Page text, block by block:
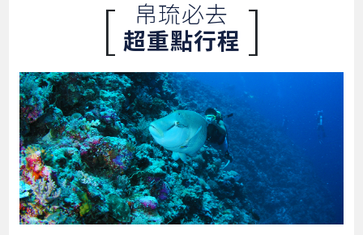
[
帛琉必去
超重點行程 ]